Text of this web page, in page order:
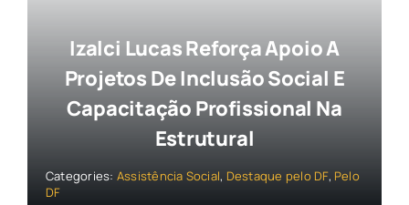
Izalci Lucas Reforça Apoio A
Projetos De Inclusão Social E
Capacitação Profissional Na
Estrutural
Categories: Assistência Social, Destaque pelo DF, Pelo
DF